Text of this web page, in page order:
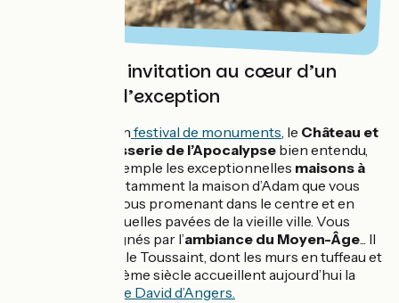
Angers : une invitation au cœur d’un
patrimoine d’exception
À Angers, c’est un festival de monuments, le Château et
la fameuse tapisserie de l’Apocalypse bien entendu,
mais aussi par exemple les exceptionnelles maisons à
, notamment la maison d’Adam que vous
découvrirez en vous promenant dans le centre et en
flânant dans les ruelles pavées de la vieille ville. Vous
serez vite imprégnés par l’ambiance du Moyen-Âge... Il
y a aussi l’Abbatiale Toussaint, dont les murs en tuffeau et
les voûtes du XIIIème siècle accueillent aujourd’hui la
Galerie David d’Angers.